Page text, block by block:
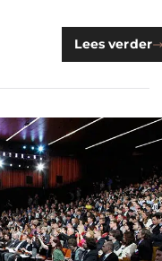
Lees verder